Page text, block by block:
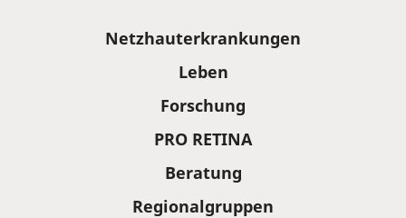
Netzhauterkrankungen
Leben
Forschung
PRO RETINA
Beratung
Regionalgruppen